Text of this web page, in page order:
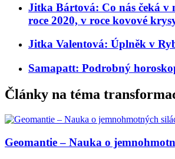
Jitka Bártová: Co nás čeká v
roce 2020, v roce kovové
Jitka Valentová: Úplněk v
Samapatt: Podrobný
Články na téma
Geomantie – Nauka o